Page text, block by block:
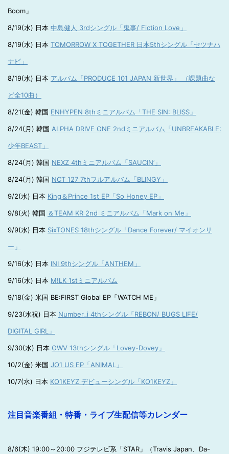
Boom」
8/19(水) 日本 中島健人 3rdシングル「鬼事/ Fiction Love」
8/19(水) 日本 TOMORROW X TOGETHER 日本5thシングル「セツナハ
ナビ」
8/19(水) 日本 アルバム「PRODUCE 101 JAPAN 新世界」 （課題曲な
ど全10曲）
8/21(金) 韓国 ENHYPEN 8thミニアルバム「THE SIN: BLISS」
8/24(月) 韓国 ALPHA DRIVE ONE 2ndミニアルバム「UNBREAKABLE:
少年BEAST」
8/24(月) 韓国 NEXZ 4thミニアルバム「SAUCIN’」
8/24(月) 韓国 NCT 127 7thフルアルバム「BLINGY」
9/2(水) 日本 King＆Prince 1st EP「So Honey EP」
9/8(火) 韓国 ＆TEAM KR 2nd ミニアルバム「Mark on Me」
9/9(水) 日本 SixTONES 18thシングル「Dance Forever/ マイオンリ
ー」
9/16(水) 日本 INI 9thシングル「ANTHEM」
9/16(水) 日本 M!LK 1stミニアルバム
9/18(金) 米国 BE:FIRST Global EP「WATCH ME」
9/23(水祝) 日本 Number_i 4thシングル「REBON/ BUGS LIFE/
DIGITAL GIRL」
9/30(水) 日本 OWV 13thシングル「Lovey-Dovey」
10/2(金) 米国 JO1 US EP「ANIMAL」
10/7(水) 日本 KO1KEYZ デビューシングル「KO1KEYZ」
注目音楽番組・特番・ライブ生配信等カレンダー
8/6(木) 19:00～20:00 フジテレビ系「STAR」（Travis Japan、Da-